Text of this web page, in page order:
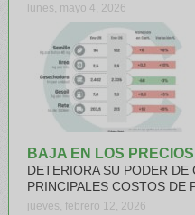
lunes, mayo 4, 2026
BAJA EN LOS
DETERIORA SU PODER DE
PRINCIPALES COSTOS DE
jueves, febrero 12, 2026